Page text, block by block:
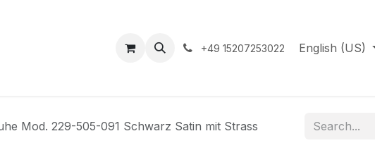
Appointment +49 15207253022 English (US)
Mod. 229-505-091 Schwarz Satin mit Strass